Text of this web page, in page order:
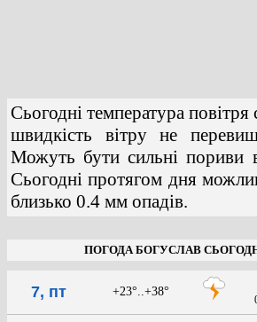
Сьогодні температура повітря
швидкість вітру не
Можуть бути сильні пориви
Сьогодні протягом дня
близько 0.4 мм опадів.
ПОГОДА БОГУСЛАВ
7, пт +23°..+38°